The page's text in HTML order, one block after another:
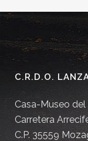
C.R.D.O.
Casa-Museo del
Carretera
C.P. 35559